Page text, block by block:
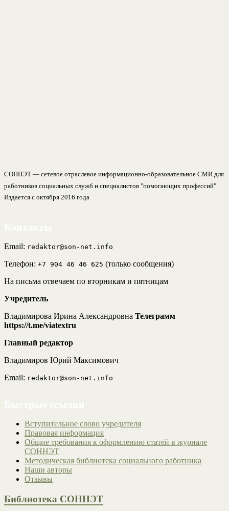
СОННЭТ — сетевое отраслевое информационно-образовательное СМИ для
работников социальных служб и специалистов "помогающих профессий".
Издается с октября 2016 года
Email: redaktor@son-net.info
Телефон: +7 904 46 46 625 (только сообщения)
На письма отвечаем по вторникам и пятницам
Учредитель
Владимирова Ирина Александровна Телеграмм
https://t.me/viatextru
Главный редактор
Владимиров Юрий Максимович
Email: redaktor@son-net.info
Вступительное слово учредителя
Правовая информация
Общие требования к оформлению статей в журнале
СОННЭТ
Методическая библиотека социального работника
Наши авторы
Отзывы
Библиотека СОННЭТ